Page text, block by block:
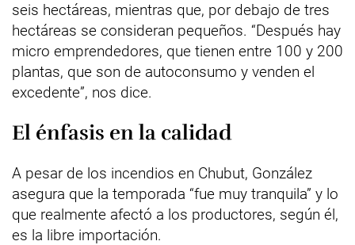
seis hectáreas, mientras que, por debajo de tres
hectáreas se consideran pequeños. “Después hay
micro emprendedores, que tienen entre 100 y 200
plantas, que son de autoconsumo y venden el
excedente”, nos dice.
El énfasis en la calidad
A pesar de los incendios en Chubut, González
asegura que la temporada “fue muy tranquila” y lo
que realmente afectó a los productores, según él,
es la libre importación.